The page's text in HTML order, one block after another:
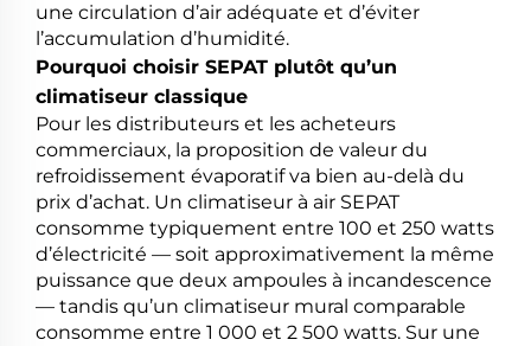
une circulation d’air adéquate et d’éviter
l’accumulation d’humidité.
Pourquoi choisir SEPAT plutôt qu’un
climatiseur classique
Pour les distributeurs et les acheteurs
commerciaux, la proposition de valeur du
refroidissement évaporatif va bien au-delà du
prix d’achat. Un climatiseur à air SEPAT
consomme typiquement entre 100 et 250 watts
d’électricité — soit approximativement la même
puissance que deux ampoules à incandescence
— tandis qu’un climatiseur mural comparable
consomme entre 1 000 et 2 500 watts. Sur une